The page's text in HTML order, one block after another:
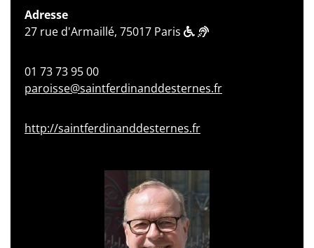
Adresse
27 rue d'Armaillé, 75017 Paris
01 73 73 95 00
paroisse@saintferdinanddesternes.fr
http://saintferdinanddesternes.fr